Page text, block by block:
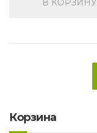
В КОРЗИНУ
Корзина